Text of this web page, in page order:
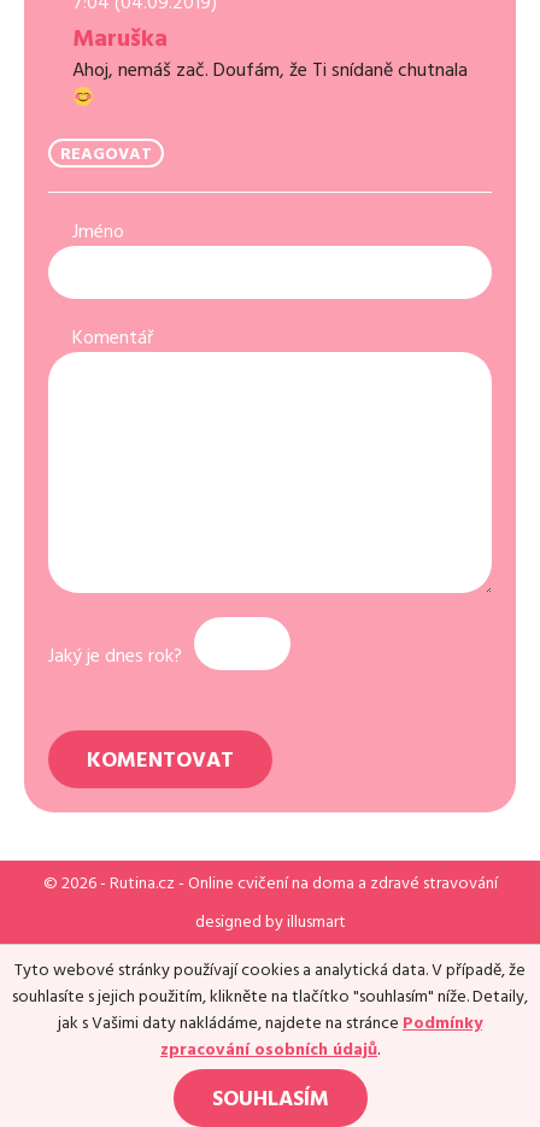
Maruška
Ahoj, nemáš zač. Doufám, že Ti snídaně chutnala
REAGOVAT
Jméno
Komentář
Jaký je dnes rok?
© 2026 - Rutina.cz- Online cvičení na doma a zdravé stravování
designed byillusmart
Tyto webové stránky používají cookies a analytická data. V případě, že
souhlasíte s jejich použitím, klikněte na tlačítko "souhlasím" níže. Detaily,
jak s Vašimi daty nakládáme, najdete na stránce Podmínky
zpracování osobních údajů.